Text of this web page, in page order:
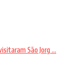
São Jorg ...